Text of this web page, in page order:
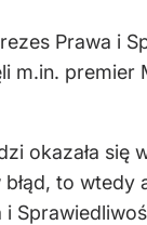
Prawa i
m.in. premier
okazała się
to wtedy